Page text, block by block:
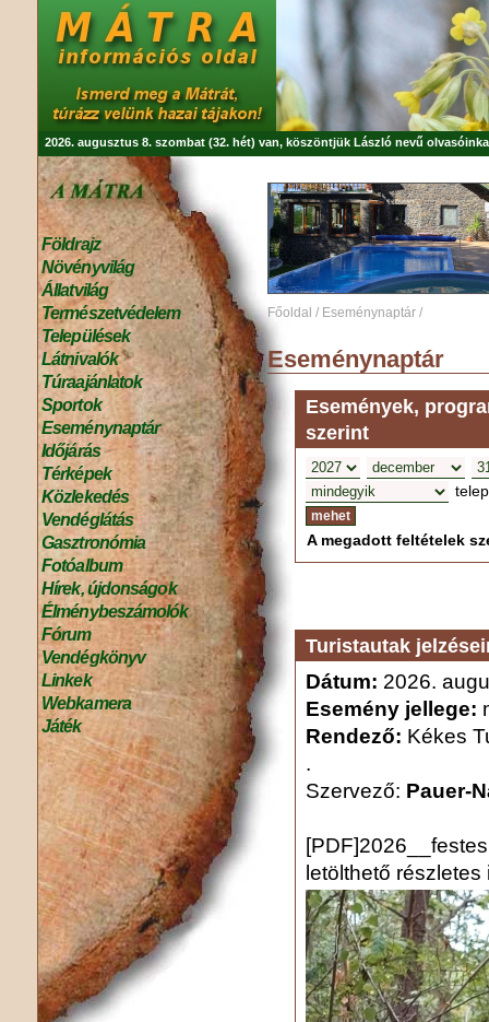
2026. augusztus 8. szombat (32. hét) van, köszöntjük László nevű
Földrajz
Növényvilág
Állatvilág
Természetvédelem
Települések
Látnivalók
Túraajánlatok
Sportok
Eseménynaptár
Időjárás
Térképek
Közlekedés
Vendéglátás
Gasztronómia
Fotóalbum
Hírek, újdonságok
Élménybeszámolók
Fórum
Vendégkönyv
Linkek
Webkamera
Játék
Főoldal / Eseménynaptár /
Eseménynaptár
Események,
szerint
A megadott feltételek
Turistautak
Dátum: 2026.
Esemény jellege:
Rendező: Kékes
.
Szervező: Pauer-
letölthető